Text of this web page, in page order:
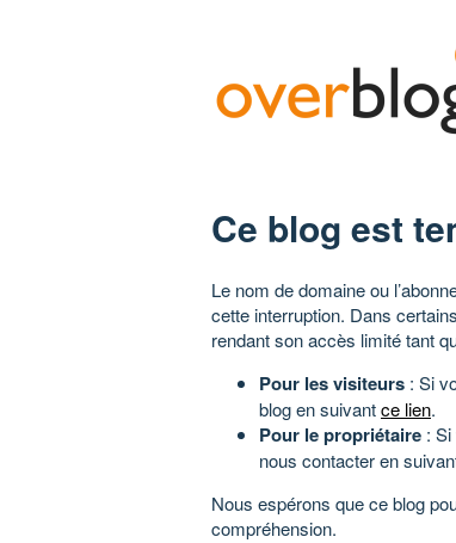
Ce blog est
Le nom de domaine ou
cette interruption. Dans
rendant son accès limité tant
Pour les visiteurs : Si
blog en suivantce lien.
Pour le propriétaire :
nous contacter en
Nous espérons que ce blog
compréhension.